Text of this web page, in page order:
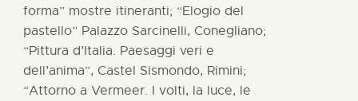
forma” mostre itineranti; “Elogio del
pastello” Palazzo Sarcinelli, Conegliano;
“Pittura d’Italia. Paesaggi veri e
dell’anima”, Castel Sismondo, Rimini;
“Attorno a Vermeer. I volti, la luce, le